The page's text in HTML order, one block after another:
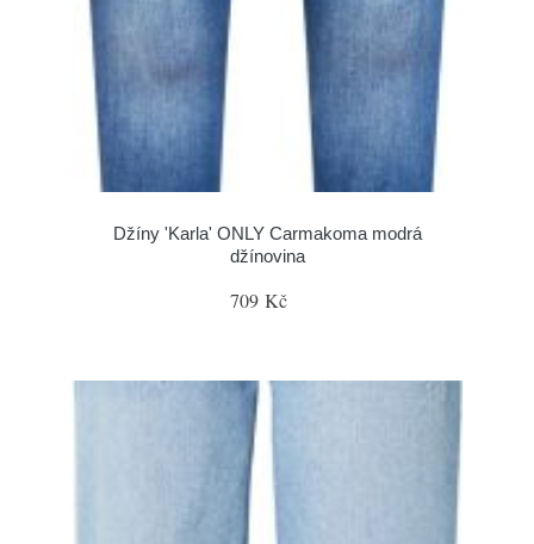
Džíny 'Karla' ONLY Carmakoma modrá
džínovina
709 Kč